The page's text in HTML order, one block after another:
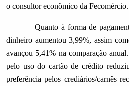
o consultor econômico da Fecomércio.
Quanto à forma de
dinheiro aumentou 3,99%, assim
avançou 5,41% na comparação
pelo uso do cartão de crédito
preferência pelos crediários/carnês